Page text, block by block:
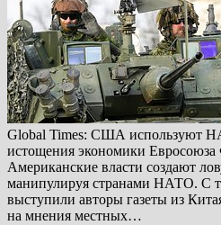
Global Times: США используют
истощения экономики Евросоюза
Американские власти создают
манипулируя странами НАТО. С
выступили авторы газеты из
на мнения местных…